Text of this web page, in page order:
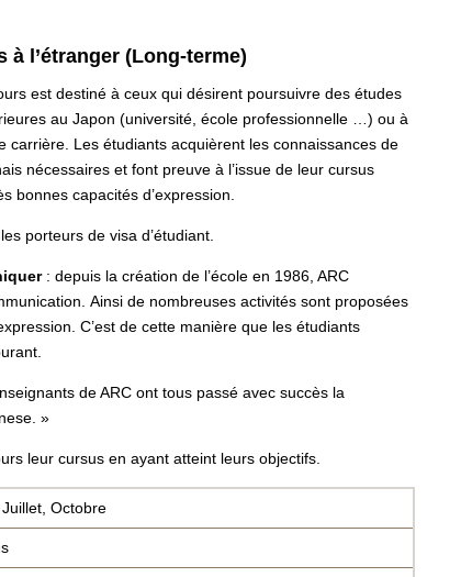
à l’étranger (Long-terme)
est destiné à ceux qui désirent poursuivre des études
au Japon (université, école professionnelle …) ou à
carrière. Les étudiants acquièrent les connaissances de
nécessaires et font preuve à l’issue de leur cursus
bonnes capacités d’expression.
porteurs de visa d’étudiant.
: depuis la création de l’école en 1986, ARC
Ainsi de nombreuses activités sont proposées
C’est de cette manière que les étudiants
de ARC ont tous passé avec succès la
»
leur cursus en ayant atteint leurs objectifs.
Octobre